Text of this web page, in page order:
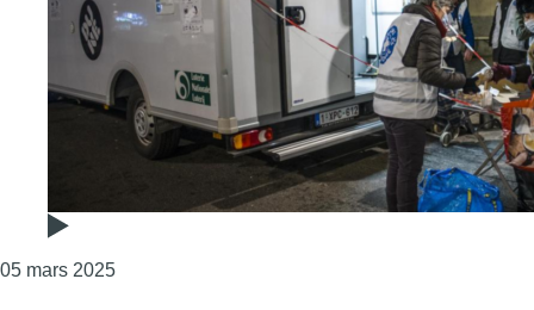
05 mars 2025Consulter l'article "En 10 ans, le Médibus de